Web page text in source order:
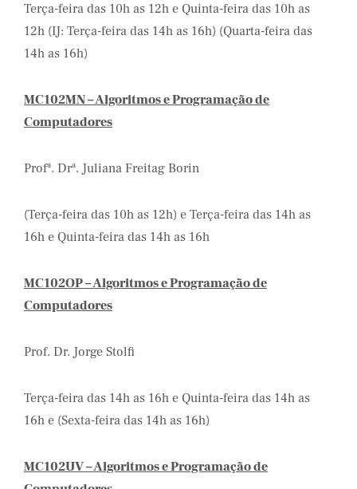
Terça-feira das 10h as 12h e Quinta-feira das 10h as
12h (IJ: Terça-feira das 14h as 16h) (Quarta-feira das
14h as 16h)
MC102MN – Algoritmos e Programação de
Computadores
Profª. Drª. Juliana Freitag Borin
(Terça-feira das 10h as 12h) e Terça-feira das 14h as
16h e Quinta-feira das 14h as 16h
MC102OP – Algoritmos e Programação de
Computadores
Prof. Dr. Jorge Stolfi
Terça-feira das 14h as 16h e Quinta-feira das 14h as
16h e (Sexta-feira das 14h as 16h)
MC102UV – Algoritmos e Programação de